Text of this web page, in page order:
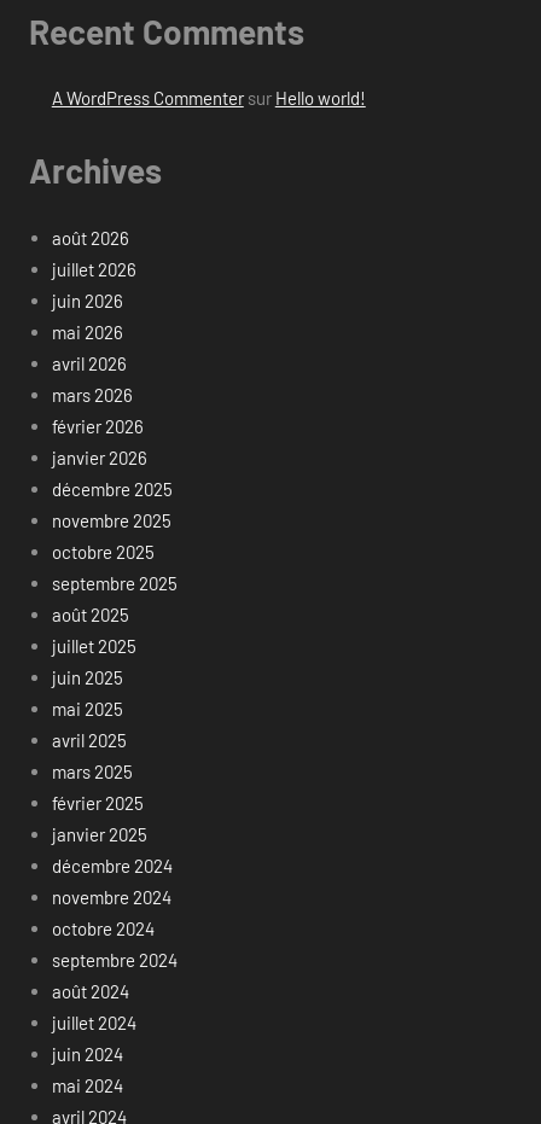
Recent Comments
A WordPress Commentersur Hello world!
Archives
août 2026
juillet 2026
juin 2026
mai 2026
avril 2026
mars 2026
février 2026
janvier 2026
décembre 2025
novembre 2025
octobre 2025
septembre 2025
août 2025
juillet 2025
juin 2025
mai 2025
avril 2025
mars 2025
février 2025
janvier 2025
décembre 2024
novembre 2024
octobre 2024
septembre 2024
août 2024
juillet 2024
juin 2024
mai 2024
avril 2024